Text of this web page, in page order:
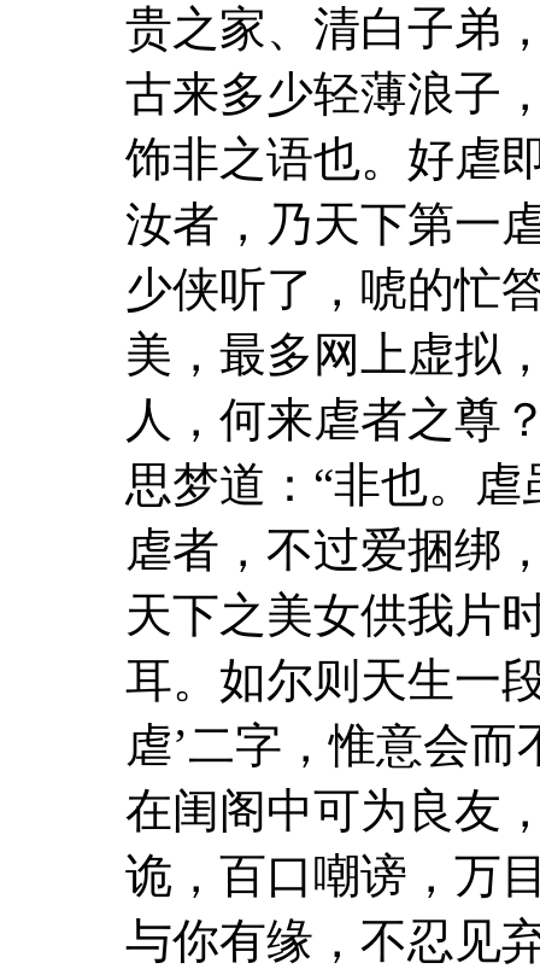
贵之家、清白子弟
古来多少轻薄浪子
饰非之语也。好虐
汝者，乃天下第一
少侠听了，唬的忙
美，最多网上虚拟
人，何来虐者之尊
思梦道：“非也。
虐者，不过爱捆绑
天下之美女供我片
耳。如尔则天生一
虐’二字，惟意会
在闺阁中可为良友
诡，百口嘲谤，万
与你有缘，不忍见